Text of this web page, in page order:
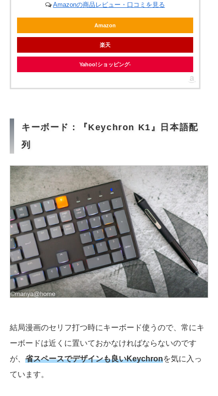
Amazonの商品レビュー・口コミを見る
Amazon
楽天
Yahoo!ショッピング
キーボード：『Keychron K1』日本語配
列
結局漫画のセリフ打つ時にキーボード使うので、常にキ
ーボードは近くに置いておかなければならないのです
が、 省スペースでデザインも良いKeychronを気に入っ
ています。